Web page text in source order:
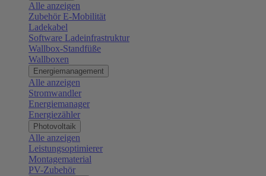
Alle anzeigen
Zubehör E-Mobilität
Ladekabel
Software Ladeinfrastruktur
Wallbox-Standfüße
Wallboxen
Energiemanagement
Alle anzeigen
Stromwandler
Energiemanager
Energiezähler
Photovoltaik
Alle anzeigen
Leistungsoptimierer
Montagematerial
PV-Zubehör